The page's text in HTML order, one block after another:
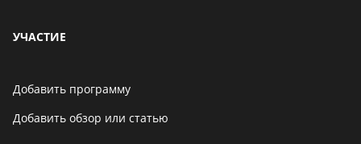
УЧАСТИЕ
Добавить программу
Добавить обзор или статью